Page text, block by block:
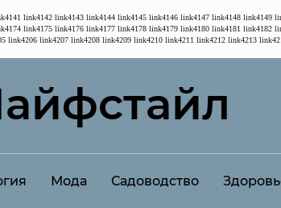
link4142 link4143 link4144 link4145 link4146 link4147 link4148 link4149
link4175 link4176 link4177 link4178 link4179 link4180 link4181 link4182
link4206 link4207 link4208 link4209 link4210 link4211 link4212 link4213
Мода Садоводство